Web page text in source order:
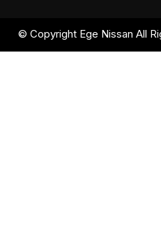
© Copyright Ege Nissan All